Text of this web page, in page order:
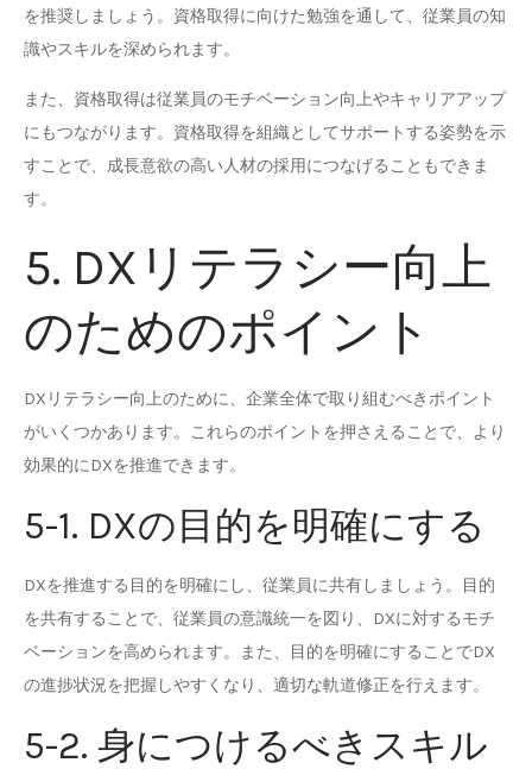
を推奨しましょう。資格取得に向けた勉強を通して、従業員の知
識やスキルを深められます。
また、資格取得は従業員のモチベーション向上やキャリアアップ
にもつながります。資格取得を組織としてサポートする姿勢を示
すことで、成長意欲の高い人材の採用につなげることもできま
す。
5. DXリテラシー向上
のためのポイント
DXリテラシー向上のために、企業全体で取り組むべきポイント
がいくつかあります。これらのポイントを押さえることで、より
効果的にDXを推進できます。
5-1. DXの目的を明確にする
DXを推進する目的を明確にし、従業員に共有しましょう。目的
を共有することで、従業員の意識統一を図り、DXに対するモチ
ベーションを高められます。また、目的を明確にすることでDX
の進捗状況を把握しやすくなり、適切な軌道修正を行えます。
5-2. 身につけるべきスキル